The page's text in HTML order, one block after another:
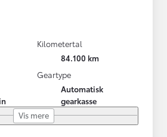
Kilometertal
84.100 km
Geartype
Automatisk
gearkasse
Vis mere